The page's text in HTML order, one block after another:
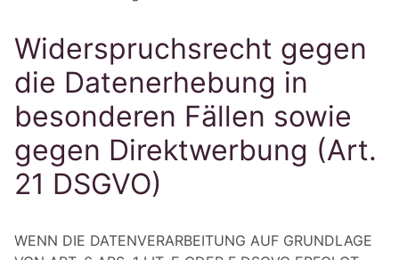
Widerspruchsrecht gegen
die Datenerhebung in
besonderen Fällen sowie
gegen Direktwerbung (Art.
21 DSGVO)
WENN DIE DATENVERARBEITUNG AUF GRUNDLAGE